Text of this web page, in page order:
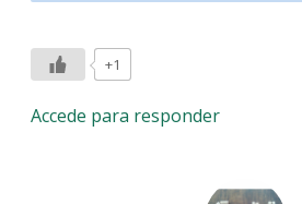
+1
Accede para responder